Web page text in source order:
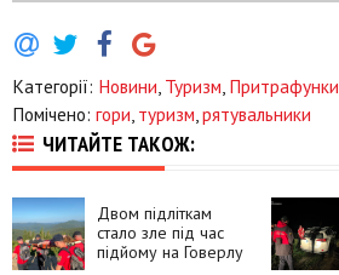
Категорії: Новини Туризм Притрафунки
Помічено: гори туризм рятувальники
ЧИТАЙТЕ ТАКОЖ:
Двом підліткам
стало зле під час
підйому на Говерлу